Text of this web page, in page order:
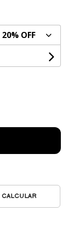
20% OFF
CALCULAR